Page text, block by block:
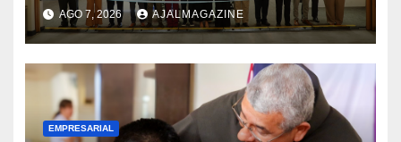
innovación y nuevas
oportunidades de negocio
AGO 7, 2026 AJALMAGAZINE
EMPRESARIAL